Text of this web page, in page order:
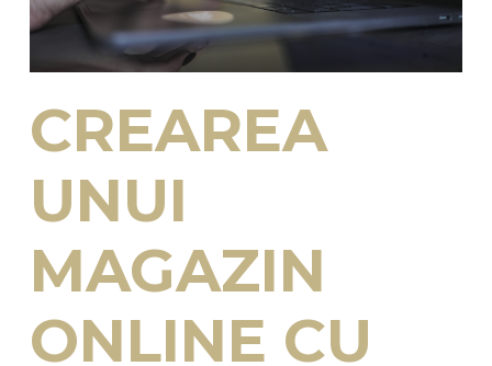
CREAREA
UNUI
MAGAZIN
ONLINE CU